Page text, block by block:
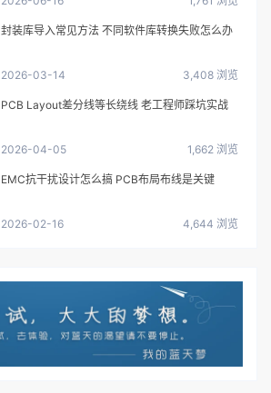
封装库导入常见方法 不同软件库转换失败怎么办
2026-03-14 3,408 浏览
PCB Layout差分线等长绕线 老工程师踩坑实战
2026-04-05 1,662 浏览
EMC抗干扰设计怎么搞 PCB布局布线是关键
2026-02-16 4,644 浏览